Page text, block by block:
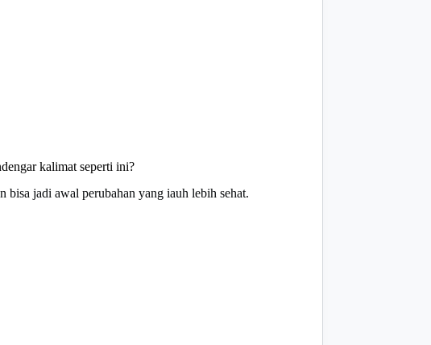
kalimat seperti ini?
bisa jadi awal perubahan yang iauh lebih sehat.